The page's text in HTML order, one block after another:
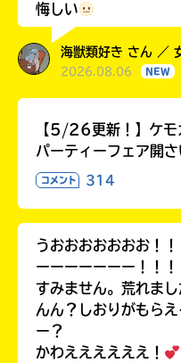
悔しい
海獣類好き さん ／
2026.08.06 NEW
【5/26更新！】ケモ
パーティーフェア開さ
コメント 314
うおおおおおおお！
ーーーーーーー！！！
すみません。荒れまし
んん？しおりがもら
ー？
かわええええええ！